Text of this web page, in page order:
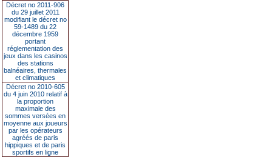
Décret no 2011-906
du 29 juillet 2011
modifiant le décret no
59-1489 du 22
décembre 1959
portant
réglementation des
jeux dans les casinos
des stations
balnéaires, thermales
et climatiques
Décret no 2010-605
du 4 juin 2010 relatif à
la proportion
maximale des
sommes versées en
moyenne aux joueurs
par les opérateurs
agréés de paris
hippiques et de paris
sportifs en ligne